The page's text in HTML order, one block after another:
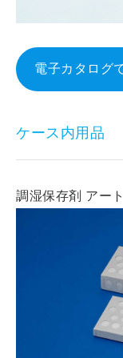
電子カタログ
ケース内用品
調湿保存剤 アー